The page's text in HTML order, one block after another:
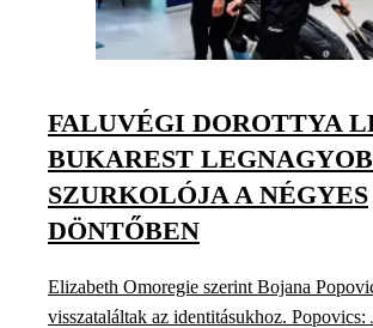
FALUVÉGI DOROTTYA
BUKAREST
SZURKOLÓJA A NÉGYES
DÖNTŐBEN
Elizabeth Omoregie szerint Bojana
visszataláltak az identitásukhoz. Popovics: